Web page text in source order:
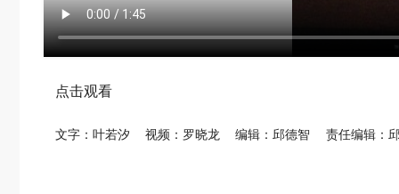
点击观看
文字：叶若汐 视频：罗晓龙 编辑：邱德智 责任编辑：